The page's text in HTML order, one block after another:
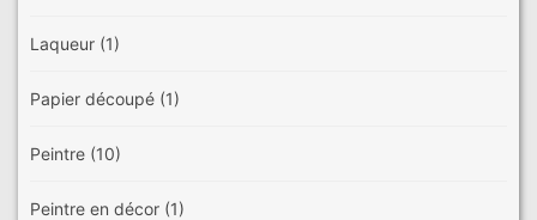
Laqueur (1)
Papier découpé (1)
Peintre (10)
Peintre en décor (1)